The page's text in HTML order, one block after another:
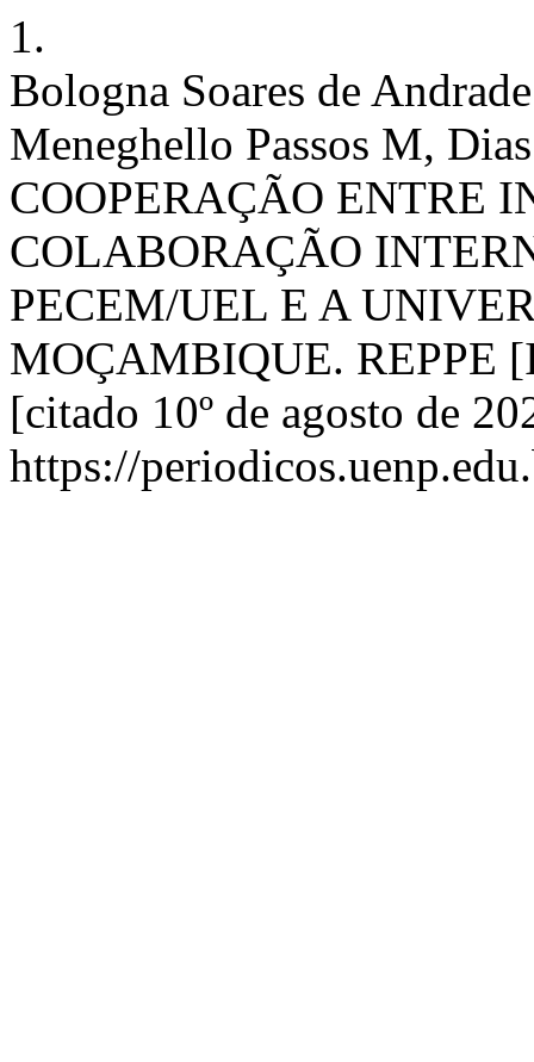
1.
Bologna Soares de
Meneghello Passos M,
COOPERAÇÃO ENTRE
COLABORAÇÃO
PECEM/UEL E A
MOÇAMBIQUE. REPPE
[citado 10º de agosto de
https://